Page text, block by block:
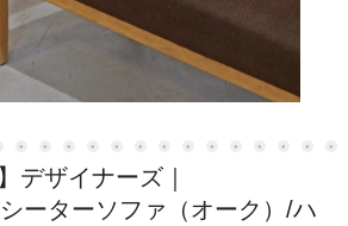
デザイナーズ｜
ーターソファ（オーク）/ハ